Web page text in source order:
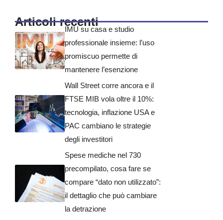
Articoli recenti
IMU su casa e studio
professionale insieme: l’uso
promiscuo permette di
mantenere l’esenzione
Wall Street corre ancora e il
FTSE MIB vola oltre il 10%:
tecnologia, inflazione USA e
PAC cambiano le strategie
degli investitori
Spese mediche nel 730
precompilato, cosa fare se
compare “dato non utilizzato”:
il dettaglio che può cambiare
la detrazione